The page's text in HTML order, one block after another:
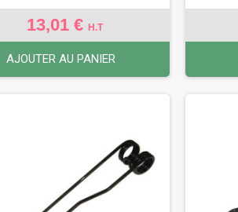
13,01 € H.T
AJOUTER AU PANIER